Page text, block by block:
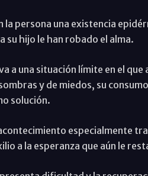
la persona una existencia
su hijo le han robado el alma.
a una situación límite en el
y de miedos, su
solución.
especialmente
a la esperanza que aún le